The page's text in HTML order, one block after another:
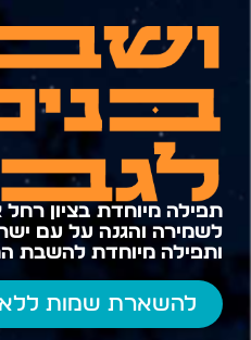
תפילה מיוחדת בציון רחל
לשמירה והגנה על עם
ותפילה מיוחדת להשבת
להשארת שמות ללא